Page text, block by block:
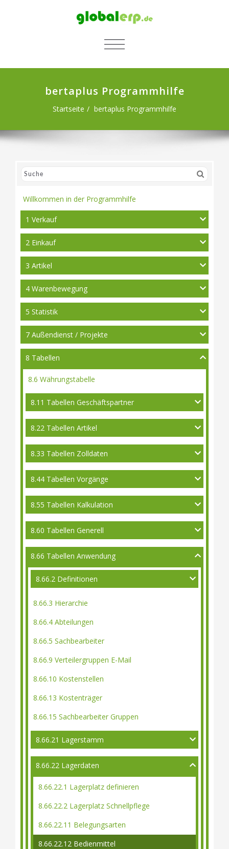
SCHALTE NAVIGATION
bertaplus Programmhilfe
Startseite bertaplus Programmhilfe
Willkommen in der Programmhilfe
1 Verkauf
2 Einkauf
3 Artikel
4 Warenbewegung
5 Statistik
7 Außendienst / Projekte
8 Tabellen
8.6 Währungstabelle
8.11 Tabellen Geschäftspartner
8.22 Tabellen Artikel
8.33 Tabellen Zolldaten
8.44 Tabellen Vorgänge
8.55 Tabellen Kalkulation
8.60 Tabellen Generell
8.66 Tabellen Anwendung
8.66.2 Definitionen
8.66.3 Hierarchie
8.66.4 Abteilungen
8.66.5 Sachbearbeiter
8.66.9 Verteilergruppen E-Mail
8.66.10 Kostenstellen
8.66.13 Kostenträger
8.66.15 Sachbearbeiter Gruppen
8.66.21 Lagerstamm
8.66.22 Lagerdaten
8.66.22.1 Lagerplatz definieren
8.66.22.2 Lagerplatz Schnellpflege
8.66.22.11 Belegungsarten
8.66.22.12 Bedienmittel